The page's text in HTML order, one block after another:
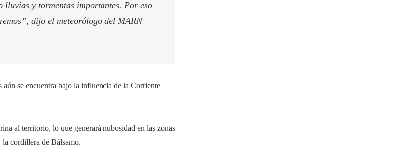
lluvias y tormentas importantes. Por eso
dijo el meteorólogo del MARN
se encuentra bajo la influencia de la Corriente
al territorio, lo que generará nubosidad en las zonas
la cordillera de Bálsamo.